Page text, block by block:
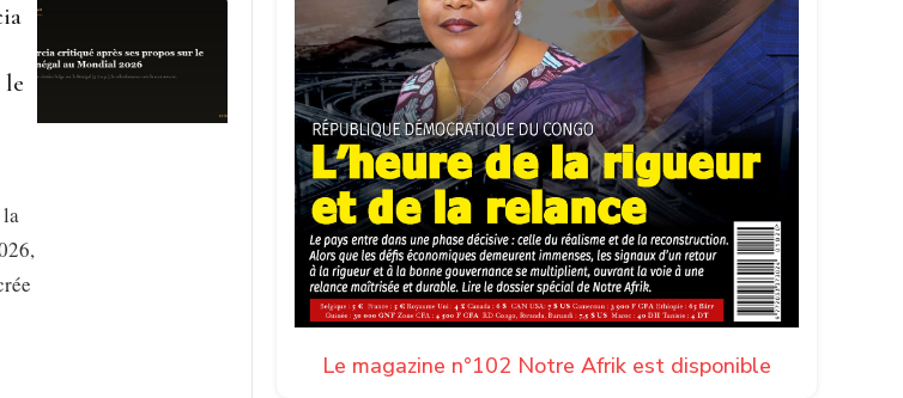
le
Le magazine n°102 Notre Afrik est disponible